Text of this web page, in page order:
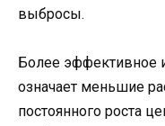
выбросы.
Более эффективное
означает меньшие
постоянного роста